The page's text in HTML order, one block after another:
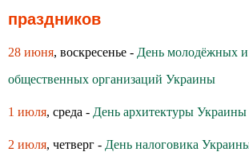
праздников
28 июня, воскресенье - День молодёжных и
общественных организаций Украины
1 июля, среда - День архитектуры Украины
2 июля, четверг - День налоговика